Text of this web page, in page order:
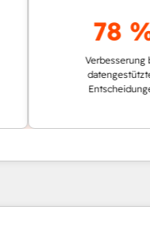
78 %
Verbesserung bei
datengestützten
Entscheidungen